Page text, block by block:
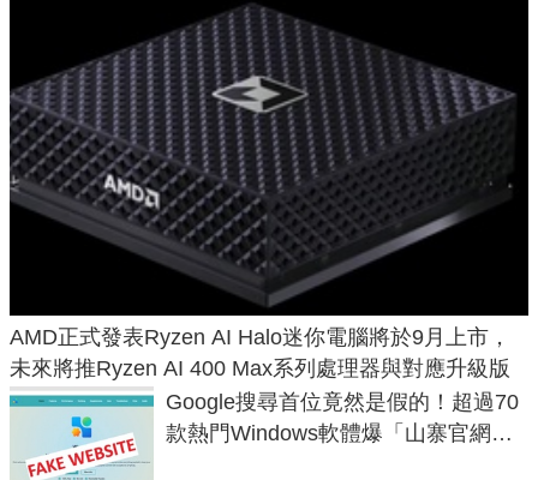
AMD正式發表Ryzen AI Halo迷你電腦將於9月上市，
未來將推Ryzen AI 400 Max系列處理器與對應升級版
Google搜尋首位竟然是假的！超過70
款熱門Windows軟體爆「山寨官網」